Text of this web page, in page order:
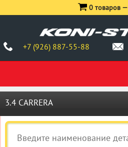
+7 (926) 887-55-88
0 товаров —
3.4 CARRERA